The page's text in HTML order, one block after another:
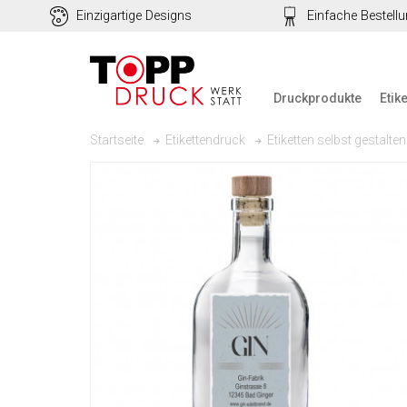
Einzigartige Designs Einfache
Druckprodukte
Startseite Etikettendruck Etiketten selbst gestalten